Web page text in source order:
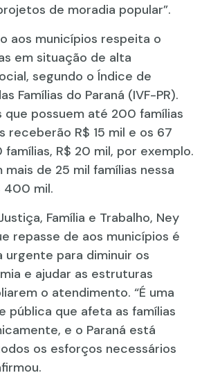
de moradia popular”.
aos municípios respeita o
em situação de alta
segundo o Índice de
Famílias do Paraná (IVF-PR).
que possuem até 200 famílias
receberão R$ 15 mil e os 67
R$ 20 mil, por exemplo.
de 25 mil famílias nessa
400 mil.
Família e Trabalho, Ney
repasse de aos municípios é
urgente para diminuir os
e ajudar as estruturas
o atendimento. “É uma
pública que afeta as famílias
e o Paraná está
os esforços necessários